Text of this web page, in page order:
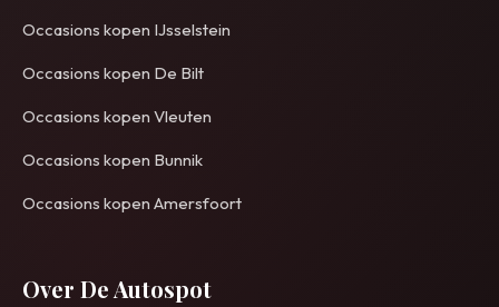
Occasions kopen IJsselstein
Occasions kopen De Bilt
Occasions kopen Vleuten
Occasions kopen Bunnik
Occasions kopen Amersfoort
Over De Autospot